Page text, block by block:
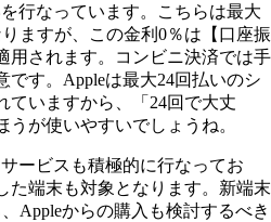
行なっています。こちらは最大
ますが、この金利0％は【口座振
用されます。コンビニ決済では手
です。Appleは最大24回払いのシ
ていますから、「24回で大丈
が使いやすいでしょうね。
ービスも積極的に行なってお
た端末も対象となります。新端末
Appleからの購入も検討するべき